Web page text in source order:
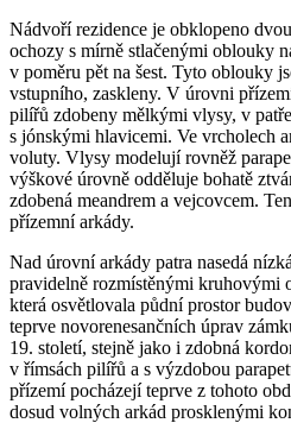
Nádvoří rezidence je obklopeno
ochozy s mírně stlačenými oblouky
v poměru pět na šest. Tyto oblouky
vstupního, zaskleny. V úrovni
pilířů zdobeny mělkými vlysy, v
s jónskými hlavicemi. Ve vrcholech
voluty. Vlysy modelují rovněž
výškové úrovně odděluje bohatě
zdobená meandrem a vejcovcem.
přízemní arkády.
Nad úrovní arkády patra nasedá
pravidelně rozmístěnými kruhovými
která osvětlovala půdní prostor
teprve novorenesančních úprav
19. století, stejně jako i zdobná
v římsách pilířů a s výzdobou
přízemí pocházejí teprve z tohoto
dosud volných arkád prosklenými